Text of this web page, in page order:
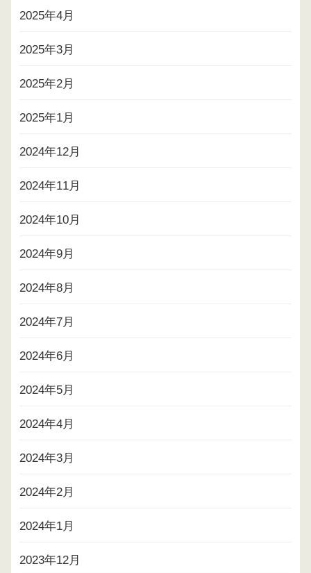
2025年4月
2025年3月
2025年2月
2025年1月
2024年12月
2024年11月
2024年10月
2024年9月
2024年8月
2024年7月
2024年6月
2024年5月
2024年4月
2024年3月
2024年2月
2024年1月
2023年12月